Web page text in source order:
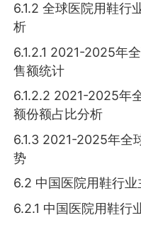
6.1.2 全球医院用鞋行
析
6.1.2.1 2021-2025年
售额统计
6.1.2.2 2021-2025年
额份额占比分析
6.1.3 2021-2025年全
势
6.2 中国医院用鞋行
6.2.1 中国医院用鞋行